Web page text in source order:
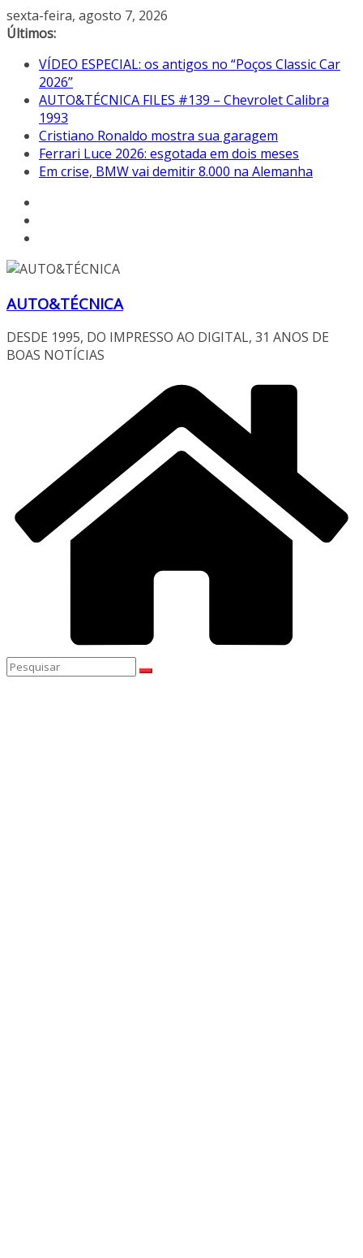
Pular
para
conteúdo
sexta-feira, agosto 7, 2026
Últimos:
VÍDEO ESPECIAL: os antigos no “Poços Classic Car
2026”
AUTO&TÉCNICA FILES #139 – Chevrolet Calibra
1993
Cristiano Ronaldo mostra sua garagem
Ferrari Luce 2026: esgotada em dois meses
Em crise, BMW vai demitir 8.000 na Alemanha
AUTO&TÉCNICA
DESDE 1995, DO IMPRESSO AO DIGITAL, 31 ANOS DE
BOAS NOTÍCIAS